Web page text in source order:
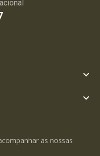


as nossas